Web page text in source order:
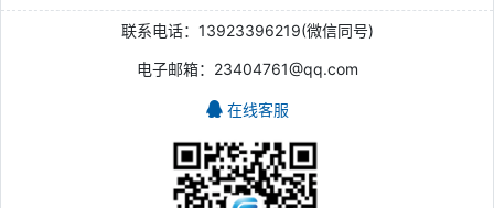
联系电话：13923396219(微信同号)
电子邮箱：23404761@qq.com
在线客服